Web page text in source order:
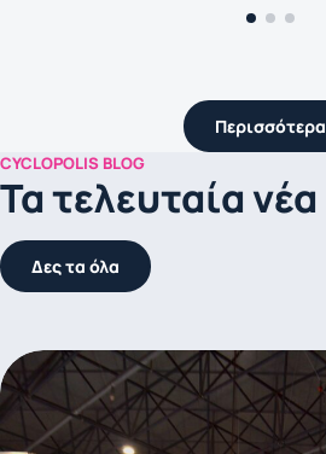
Περισσότερα
CYCLOPOLIS BLOG
Τα τελευταία νέα
Δες τα όλα